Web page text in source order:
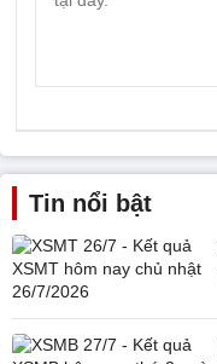
Tin nổi bật